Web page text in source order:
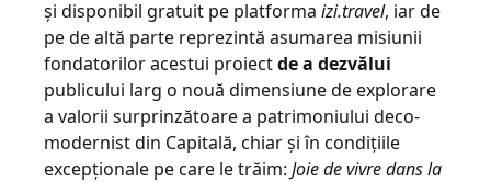
și disponibil gratuit pe platforma izi.travel, iar de
pe de altă parte reprezintă asumarea misiunii
fondatorilor acestui proiectde a dezvălui
publicului larg o nouă dimensiune de explorare
a valorii surprinzătoare a patrimoniului deco-
modernist din Capitală, chiar și în condițiile
excepționale pe care le trăim: Joie de vivre dans la